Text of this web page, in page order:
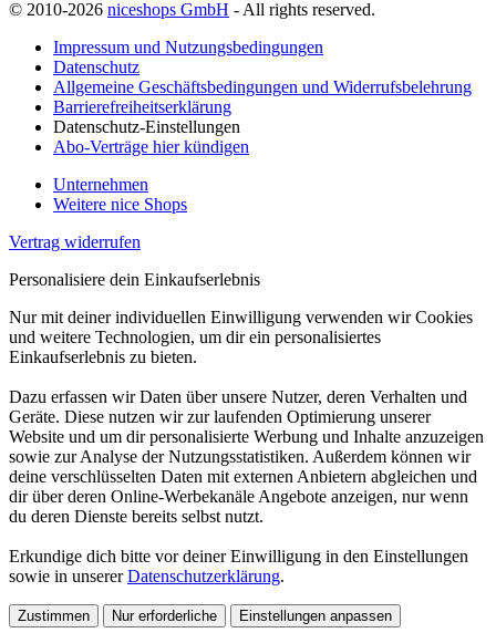
© 2010-2026 niceshops GmbH - All rights reserved.
Impressum und Nutzungsbedingungen
Datenschutz
Allgemeine Geschäftsbedingungen und Widerrufsbelehrung
Barrierefreiheitserklärung
Datenschutz-Einstellungen
Abo-Verträge hier kündigen
Unternehmen
Weitere nice Shops
Vertrag widerrufen
Personalisiere dein Einkaufserlebnis
Nur mit deiner individuellen Einwilligung verwenden wir Cookies
und weitere Technologien, um dir ein personalisiertes
Einkaufserlebnis zu bieten.
Dazu erfassen wir Daten über unsere Nutzer, deren Verhalten und
Geräte. Diese nutzen wir zur laufenden Optimierung unserer
Website und um dir personalisierte Werbung und Inhalte anzuzeigen
sowie zur Analyse der Nutzungsstatistiken. Außerdem können wir
deine verschlüsselten Daten mit externen Anbietern abgleichen und
dir über deren Online-Werbekanäle Angebote anzeigen, nur wenn
du deren Dienste bereits selbst nutzt.
Erkundige dich bitte vor deiner Einwilligung in den Einstellungen
sowie in unsererDatenschutzerklärung.
Zustimmen Nur erforderliche Einstellungen anpassen